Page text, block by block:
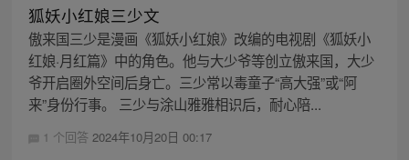
狐妖小红娘三少文
傲来国三少是漫画《狐妖小红娘》改编的电视剧《狐妖小
红娘·月红篇》中的角色。他与大少爷等创立傲来国，大少
爷开启圈外空间后身亡。三少常以毒童子“高大强”或“阿
来”身份行事。 三少与涂山雅雅相识后，耐心陪...
1 个回答 2024年10月20日 00:17